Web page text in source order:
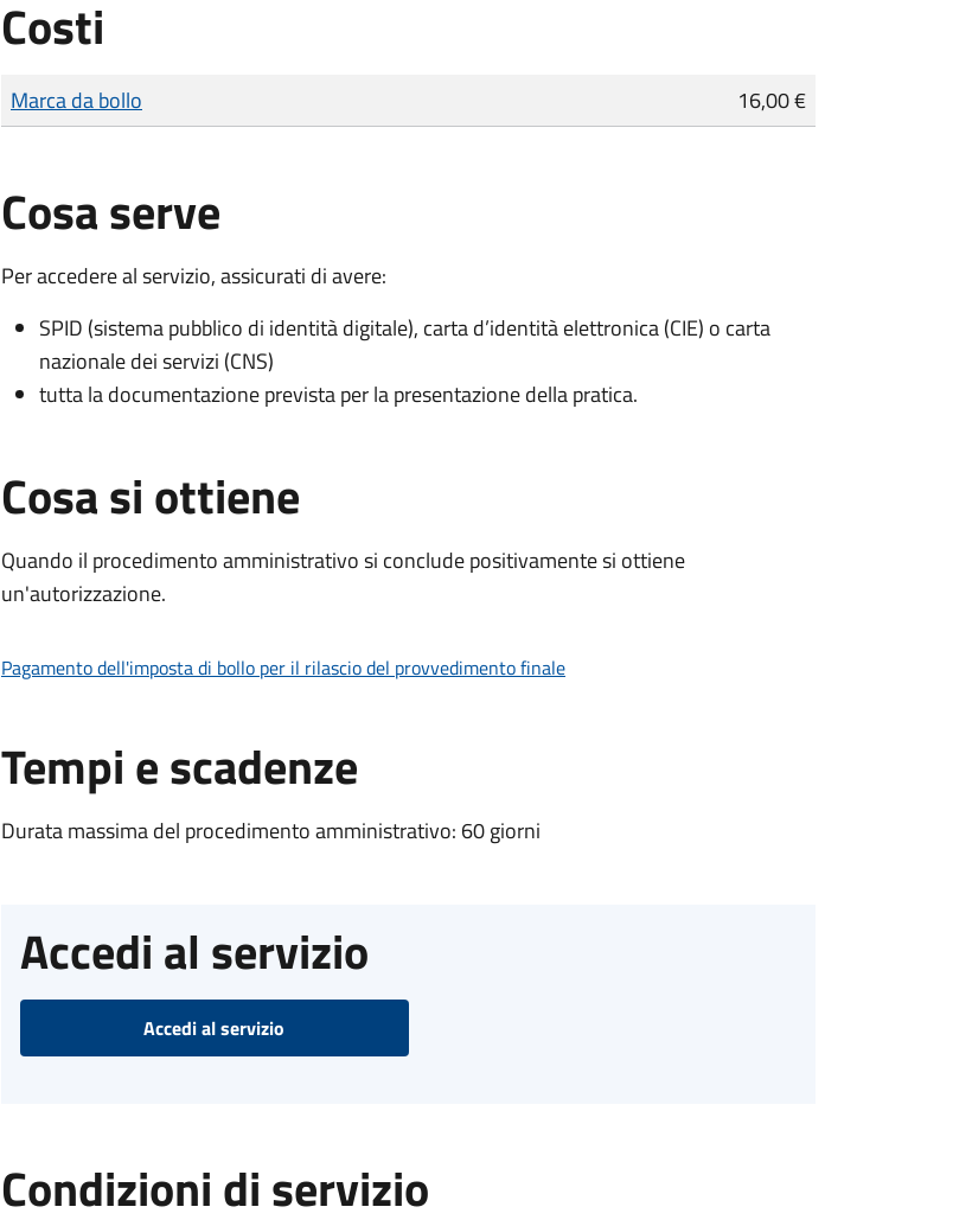
Costi
Tipo di pagamento
Importo
Marca da bollo 16,00 €
Cosa serve
Per accedere al servizio, assicurati di avere:
SPID (sistema pubblico di identità digitale), carta d’identità elettronica (CIE) o carta
nazionale dei servizi (CNS)
tutta la documentazione prevista per la presentazione della pratica.
Cosa si ottiene
Quando il procedimento amministrativo si conclude positivamente si ottiene
un'autorizzazione.
Pagamento dell'imposta di bollo per il rilascio del provvedimento finale
Tempi e scadenze
Durata massima del procedimento amministrativo: 60 giorni
Accedi al servizio
Accedi al servizio
Condizioni di servizio